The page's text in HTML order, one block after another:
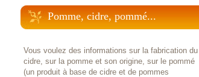
Pomme, cidre, pommé...
Vous voulez des informations sur la fabrication du
cidre, sur la pomme et son origine, sur le pommé
(un produit à base de cidre et de pommes